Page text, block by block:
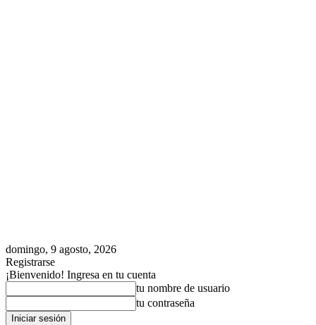
domingo, 9 agosto, 2026
Registrarse
¡Bienvenido! Ingresa en tu cuenta
tu nombre de usuario
tu contraseña